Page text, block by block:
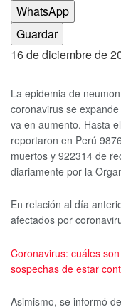
WhatsApp
Guardar
16 de diciembre de
La epidemia de
coronavirus se
va en aumento. Hasta
reportaron en Perú
muertos y 922314 de
diariamente por la
En relación al día
afectados por
Coronavirus: cuáles
sospechas de estar
Asimismo, se informó